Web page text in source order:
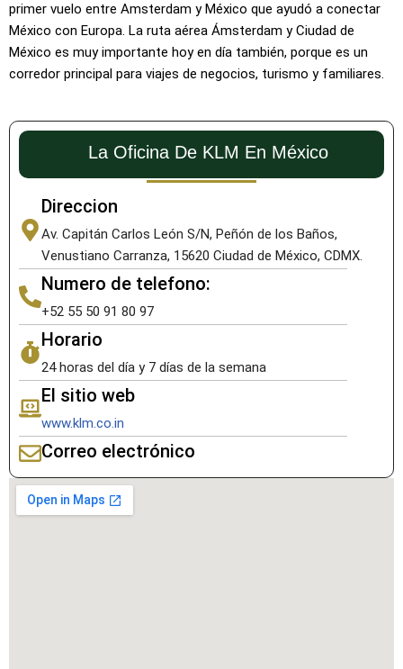
primer vuelo entre Amsterdam y México que ayudó a conectar
México con Europa. La ruta aérea Ámsterdam y Ciudad de
México es muy importante hoy en día también, porque es un
corredor principal para viajes de negocios, turismo y familiares.
La Oficina De KLM En México
Direccion
Av. Capitán Carlos León S/N, Peñón de los Baños,
Venustiano Carranza, 15620 Ciudad de México, CDMX.
Numero de telefono:
+52 55 50 91 80 97
Horario
24 horas del día y 7 días de la semana
El sitio web
www.klm.co.in
Correo electrónico